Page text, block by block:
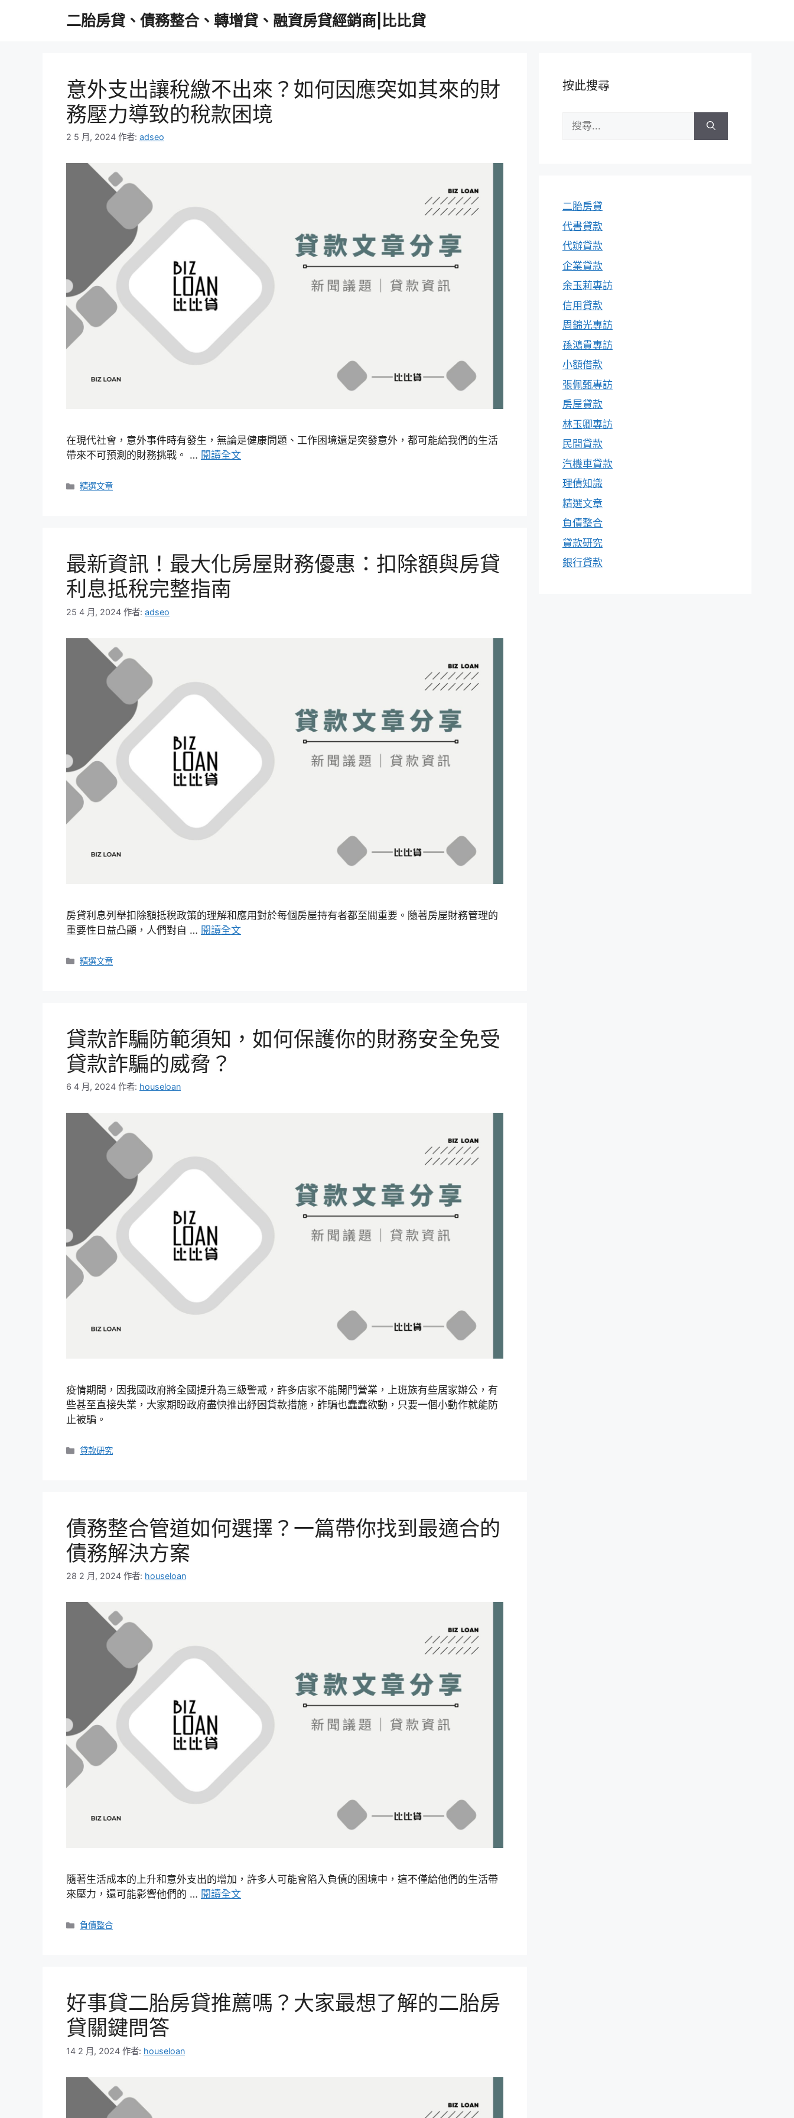
二胎房貸、債務整合、轉增貸、融資房貸經銷商|比比貸
意外支出讓稅繳不出來？如何因應突如其來的財
務壓力導致的稅款困境
2 5 月, 2024 作者: adseo
在現代社會，意外事件時有發生，無論是健康問題、工作困境還是突發意外，都可能給我們的生活
帶來不可預測的財務挑戰。 … 閱讀全文
分
精選文章
最新資訊！最大化房屋財務優惠：扣除額與房貸
利息抵稅完整指南
25 4 月, 2024 作者: adseo
房貸利息列舉扣除額抵稅政策的理解和應用對於每個房屋持有者都至關重要。隨著房屋財務管理的
重要性日益凸顯，人們對自 … 閱讀全文
分
精選文章
貸款詐騙防範須知，如何保護你的財務安全免受
貸款詐騙的威脅？
6 4 月, 2024 作者: houseloan
疫情期間，因我國政府將全國提升為三級警戒，許多店家不能開門營業，上班族有些居家辦公，有
些甚至直接失業，大家期盼政府盡快推出紓困貸款措施，詐騙也蠢蠢欲動，只要一個小動作就能防
止被騙。
分
貸款研究
債務整合管道如何選擇？一篇帶你找到最適合的
債務解決方案
28 2 月, 2024 作者: houseloan
隨著生活成本的上升和意外支出的增加，許多人可能會陷入負債的困境中，這不僅給他們的生活帶
來壓力，還可能影響他們的 … 閱讀全文
分
負債整合
好事貸二胎房貸推薦嗎？大家最想了解的二胎房
貸關鍵問答
14 2 月, 2024 作者: houseloan
按此搜尋
尋:
二胎房貸
代書貸款
代辦貸款
企業貸款
余玉莉專訪
信用貸款
周錦光專訪
孫鴻貴專訪
小額借款
張佩甄專訪
房屋貸款
林玉卿專訪
民間貸款
汽機車貸款
理債知識
精選文章
負債整合
貸款研究
銀行貸款